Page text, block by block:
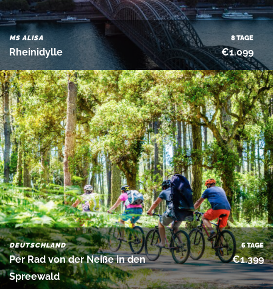
MS ALISA
Rheinidylle
8 TAGE
€1.099
DEUTSCHLAND
Per Rad von der Neiße in den
Spreewald
6 TAGE
€1.399